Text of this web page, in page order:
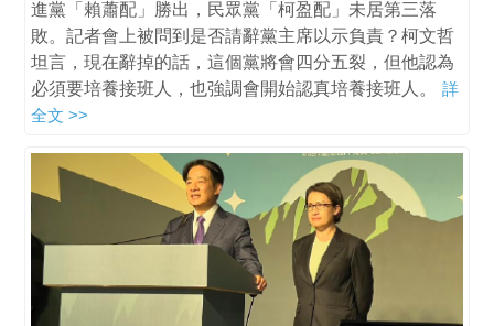
進黨「賴蕭配」勝出，民眾黨「柯盈配」未居第三落
敗。記者會上被問到是否請辭黨主席以示負責？柯文哲
坦言，現在辭掉的話，這個黨將會四分五裂，但他認為
必須要培養接班人，也強調會開始認真培養接班人。
詳
全文 >>